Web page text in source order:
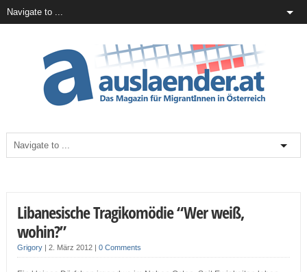
Libanesische Tragikomödie “Wer weiß,
wohin?”
Grigory| 2. März 2012 | 0 Comments